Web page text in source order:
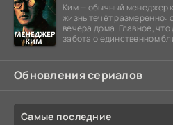
Ким — обычный менеджер
жизнь течёт размеренно:
вечера дома. Главное,
забота о единственном
Обновления сериалов
Самые последние